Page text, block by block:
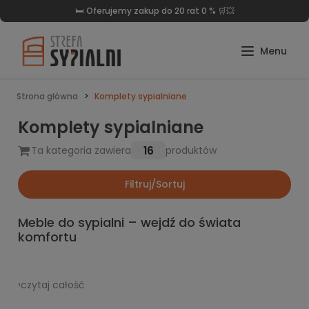
🛒Darmowa dostawa już od 999 zł 🛏️
Strona główna Komplety sypialniane
Komplety sypialniane
Ta kategoria zawiera 16 produktów
Filtruj/Sortuj
Meble do sypialni – wejdź do świata
komfortu
wyposażenia wnętrza Twojej wymarzonej sypialni. Stoisz
›czytaj całość